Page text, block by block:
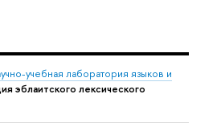
учебная лаборатория языков и
эблаитского лексического